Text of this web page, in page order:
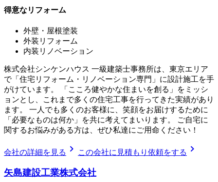
得意なリフォーム
外壁・屋根塗装
外装リフォーム
内装リノベーション
株式会社シンケンハウス 一級建築士事務所は、東京エリア
で「住宅リフォーム・リノベーション専門」に設計施工を手
がけています。 「こころ健やかな住まいを創る」をミッシ
ョンとし、これまで多くの住宅工事を行ってきた実績があり
ます。 一人でも多くのお客様に、笑顔をお届けするために
「必要なものは何か」を共に考えてまいります。 ご自宅に
関するお悩みがある方は、ぜひ私達にご用命ください！
会社の詳細を見る chevron_right この会社に見積もり依頼をする chevron_right
矢島建設工業株式会社